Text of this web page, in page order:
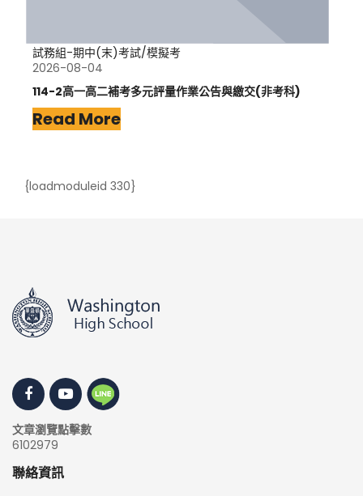
試務組-期中(末)考試/模擬考
2026-08-04
114-2高一高二補考多元評量作業公告與繳交(非考科)
Read More
{loadmoduleid 330}
文章瀏覽點擊數
6102979
聯絡資訊